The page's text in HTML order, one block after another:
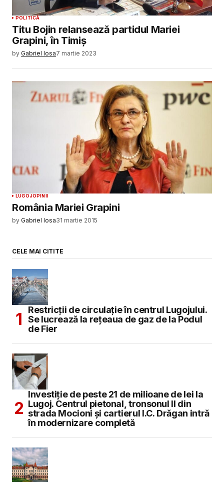
POLITICĂ
Titu Bojin relansează partidul Mariei
Grapini, în Timiș
by Gabriel Iosa7 martie 2023
LUGOJOPINII
România Mariei Grapini
by Gabriel Iosa31 martie 2015
CELE MAI CITITE
Restricții de circulație în centrul Lugojului.
Se lucrează la rețeaua de gaz de la Podul
de Fier
Investiție de peste 21 de milioane de lei la
Lugoj. Centrul pietonal, tronsonul II din
strada Mocioni și cartierul I.C. Drăgan intră
în modernizare completă